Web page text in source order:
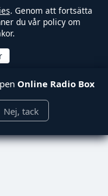
. Genom att fortsätta
du vår policy om
Online Radio Box
Nej, tack